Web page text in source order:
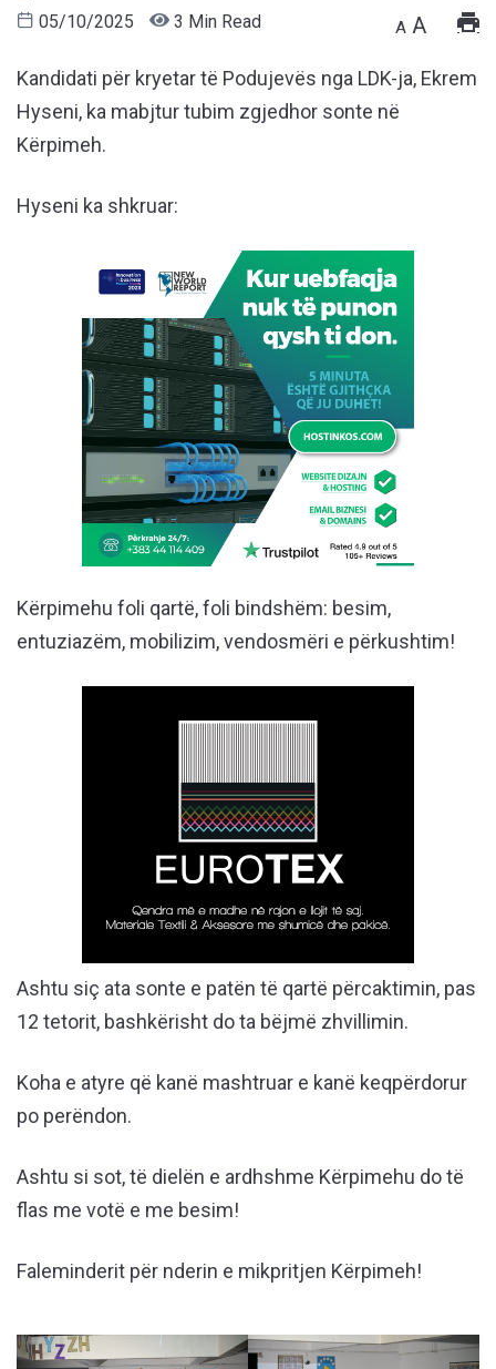
05/10/2025 3 Min Read A A
Kandidati për kryetar të Podujevës nga LDK-ja, Ekrem
Hyseni, ka mabjtur tubim zgjedhor sonte në
Kërpimeh.
Hyseni ka shkruar:
Kërpimehu foli qartë, foli bindshëm: besim,
entuziazëm, mobilizim, vendosmëri e përkushtim!
Ashtu siç ata sonte e patën të qartë përcaktimin, pas
12 tetorit, bashkërisht do ta bëjmë zhvillimin.
Koha e atyre që kanë mashtruar e kanë keqpërdorur
po perëndon.
Ashtu si sot, të dielën e ardhshme Kërpimehu do të
flas me votë e me besim!
Faleminderit për nderin e mikpritjen Kërpimeh!